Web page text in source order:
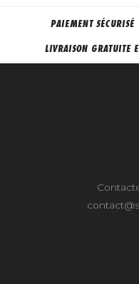
PAIEMENT SÉCURISÉ
LIVRAISON GRATUITE